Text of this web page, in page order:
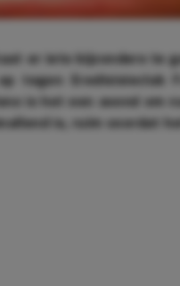
er iets bijzonders te
tegen Eredivisieclub
is het een avond om
is, ruim voordat